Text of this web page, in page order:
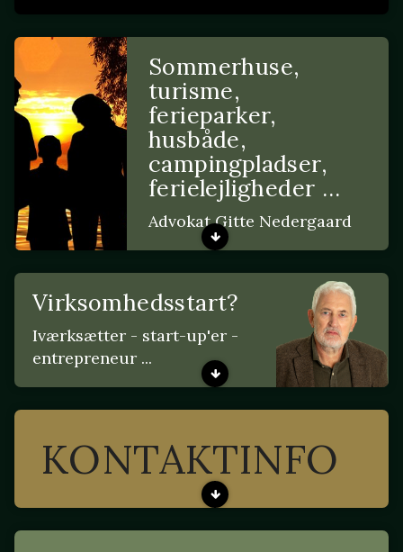
Sommerhuse,
turisme,
ferieparker,
husbåde,
campingpladser,
ferielejligheder …
Advokat Gitte Nedergaard
Virksomhedsstart?
Iværksætter - start-up'er -
entrepreneur ...
KONTAKTINFO